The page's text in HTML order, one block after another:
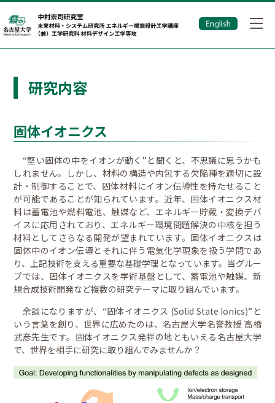
研究内容
固体イオニクス
“堅い固体の中をイオンが動く”と聞くと、不思議に思うかも
しれません。しかし、材料の構造や内包する欠陥種を適切に設
計・制御することで、固体材料にイオン伝導性を持たせること
が可能であることが知られています。近年、固体イオニクス材
料は蓄電池や燃料電池、触媒など、エネルギー貯蔵・変換デバ
イスに応用されており、エネルギー環境問題解決の中核を担う
材料としてさらなる開発が望まれています。固体イオニクスは
固体中のイオン伝導とそれに伴う電気化学現象を扱う学問であ
り、上記技術を支える重要な基礎学理となっています。当グルー
プでは、固体イオニクスを学術基盤として、蓄電池や触媒、新
規合成技術開発など複数の研究テーマに取り組んでいます。
余談になりますが、“固体イオニクス (Solid State Ionics)”と
いう言葉を創り、世界に広めたのは、名古屋大学名誉教授 高橋
武彦先生です。固体イオニクス発祥の地ともいえる名古屋大学
で、世界を相手に研究に取り組んでみませんか？